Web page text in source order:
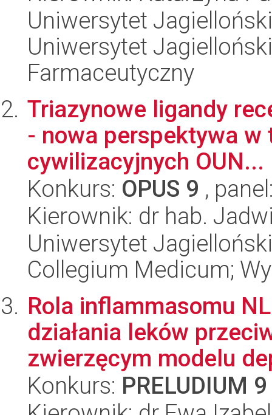
Uniwersytet
Uniwersytet
Farmaceutyczny
Triazynowe ligandy
- nowa perspektywa w
cywilizacyjnych OUN...
Konkurs: OPUS 9 ,
Kierownik: dr hab.
Uniwersytet
Collegium Medicum;
Rola inflammasomu
działania leków
zwierzęcym modelu
Konkurs: PRELUDIUM 9